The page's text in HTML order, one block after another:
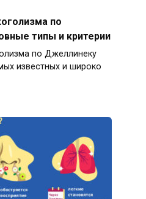
по
типы и критерии
по Джеллинеку
известных и широко